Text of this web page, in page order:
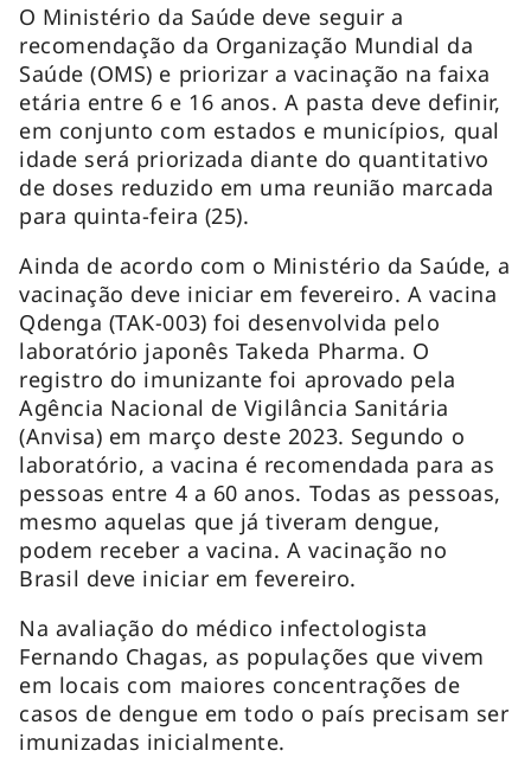
O Ministério da Saúde deve seguir a
recomendação da Organização Mundial da
Saúde (OMS) e priorizar a vacinação na faixa
etária entre 6 e 16 anos. A pasta deve definir,
em conjunto com estados e municípios, qual
idade será priorizada diante do quantitativo
de doses reduzido em uma reunião marcada
para quinta-feira (25).
Ainda de acordo com o Ministério da Saúde, a
vacinação deve iniciar em fevereiro. A vacina
Qdenga (TAK-003) foi desenvolvida pelo
laboratório japonês Takeda Pharma. O
registro do imunizante foi aprovado pela
Agência Nacional de Vigilância Sanitária
(Anvisa) em março deste 2023. Segundo o
laboratório, a vacina é recomendada para as
pessoas entre 4 a 60 anos. Todas as pessoas,
mesmo aquelas que já tiveram dengue,
podem receber a vacina. A vacinação no
Brasil deve iniciar em fevereiro.
Na avaliação do médico infectologista
Fernando Chagas, as populações que vivem
em locais com maiores concentrações de
casos de dengue em todo o país precisam ser
imunizadas inicialmente.